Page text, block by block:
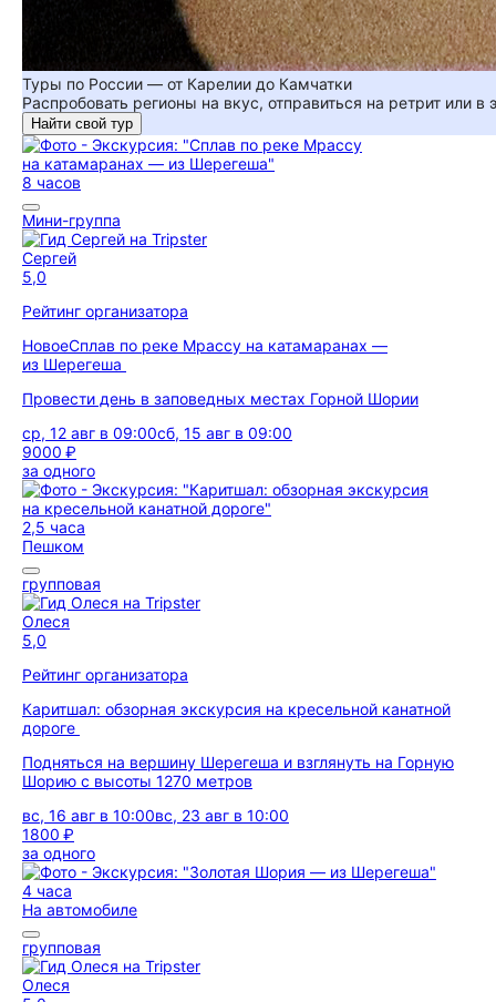
Туры по России — от Карелии до Камчатки
Распробовать регионы на вкус, отправиться на ретрит или в
Найти свой тур
8 часов
Мини-группа
Сергей
5,0
Рейтинг организатора
НовоеСплав по реке Мрассу на катамаранах —
из Шерегеша
Провести день в заповедных местах Горной Шории
ср, 12 авг в 09:00сб, 15 авг в 09:00
9000 ₽
за одного
2,5 часа
Пешком
групповая
Олеся
5,0
Рейтинг организатора
Каритшал: обзорная экскурсия на кресельной канатной
дороге
Подняться на вершину Шерегеша и взглянуть на Горную
Шорию с высоты 1270 метров
вс, 16 авг в 10:00вс, 23 авг в 10:00
1800 ₽
за одного
4 часа
На автомобиле
групповая
Олеся